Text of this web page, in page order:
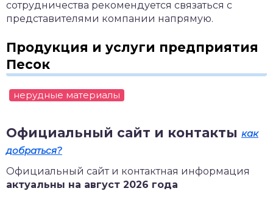
сотрудничества рекомендуется связаться с
представителями компании напрямую.
Продукция и услуги предприятия
Песок
нерудные материалы
Официальный сайт и контакты как
добраться?
Официальный сайт и контактная информация
актуальны на август 2026 года